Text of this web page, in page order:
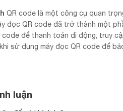
QR code là một công cụ quan
đọc QR code đã trở thành một
code để thanh toán di động, truy
sử dụng máy đọc QR code để
luận